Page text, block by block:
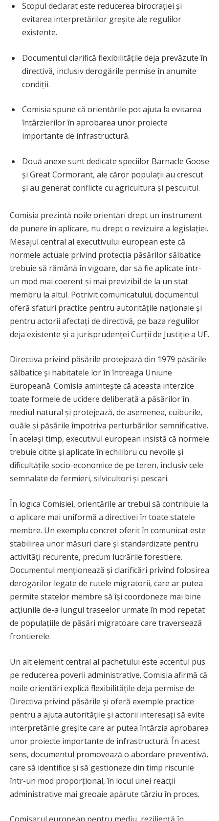
Scopul declarat este reducerea birocrației și
evitarea interpretărilor greșite ale regulilor
existente.
Documentul clarifică flexibilitățile deja prevăzute în
directivă, inclusiv derogările permise în anumite
condiții.
Comisia spune că orientările pot ajuta la evitarea
întârzierilor în aprobarea unor proiecte
importante de infrastructură.
Două anexe sunt dedicate speciilor Barnacle Goose
și Great Cormorant, ale căror populații au crescut
și au generat conflicte cu agricultura și pescuitul.
Comisia prezintă noile orientări drept un instrument
de punere în aplicare, nu drept o revizuire a legislației.
Mesajul central al executivului european este că
normele actuale privind protecția păsărilor sălbatice
trebuie să rămână în vigoare, dar să fie aplicate într-
un mod mai coerent și mai previzibil de la un stat
membru la altul. Potrivit comunicatului, documentul
oferă sfaturi practice pentru autoritățile naționale și
pentru actorii afectați de directivă, pe baza regulilor
deja existente și a jurisprudenței Curții de Justiție a UE.
Directiva privind păsările protejează din 1979 păsările
sălbatice și habitatele lor în întreaga Uniune
Europeană. Comisia amintește că aceasta interzice
toate formele de ucidere deliberată a păsărilor în
mediul natural și protejează, de asemenea, cuiburile,
ouăle și păsările împotriva perturbărilor semnificative.
În același timp, executivul european insistă că normele
trebuie citite și aplicate în echilibru cu nevoile și
dificultățile socio-economice de pe teren, inclusiv cele
semnalate de fermieri, silvicultori și pescari.
În logica Comisiei, orientările ar trebui să contribuie la
o aplicare mai uniformă a directivei în toate statele
membre. Un exemplu concret oferit în comunicat este
stabilirea unor măsuri clare și standardizate pentru
activități recurente, precum lucrările forestiere.
Documentul menționează și clarificări privind folosirea
derogărilor legate de rutele migratorii, care ar putea
permite statelor membre să își coordoneze mai bine
acțiunile de-a lungul traseelor urmate în mod repetat
de populațiile de păsări migratoare care traversează
frontierele.
Un alt element central al pachetului este accentul pus
pe reducerea poverii administrative. Comisia afirmă că
noile orientări explică flexibilitățile deja permise de
Directiva privind păsările și oferă exemple practice
pentru a ajuta autoritățile și actorii interesați să evite
interpretările greșite care ar putea întârzia aprobarea
unor proiecte importante de infrastructură. În acest
sens, documentul promovează o abordare preventivă,
care să identifice și să gestioneze din timp riscurile
într-un mod proporțional, în locul unei reacții
administrative mai greoaie apărute târziu în proces.